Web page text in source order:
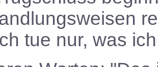
tue nur, was